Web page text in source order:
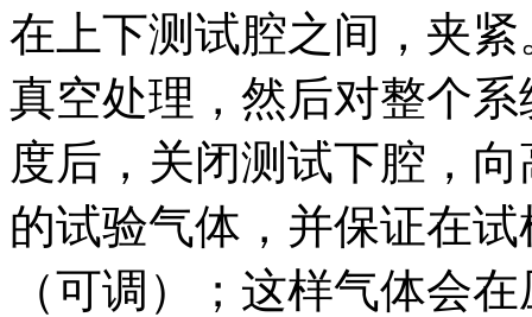
在上下测试腔之间，夹
真空处理，然后对整个
度后，关闭测试下腔，
的试验气体，并保证在
（可调）；这样气体会